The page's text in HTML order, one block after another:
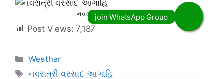
નવરાત્રી વરસાદ આગાહિ
Post Views: 7,187
Categories
Weather
Tags
નવરાત્રી વરસાદ આગાહિ